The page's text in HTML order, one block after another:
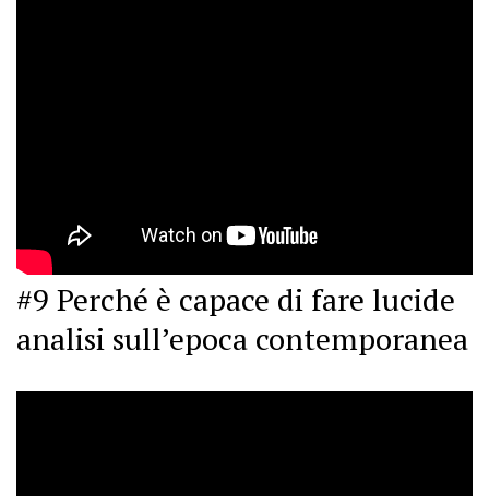
#9 Perché è capace di fare lucide
analisi sull’epoca contemporanea